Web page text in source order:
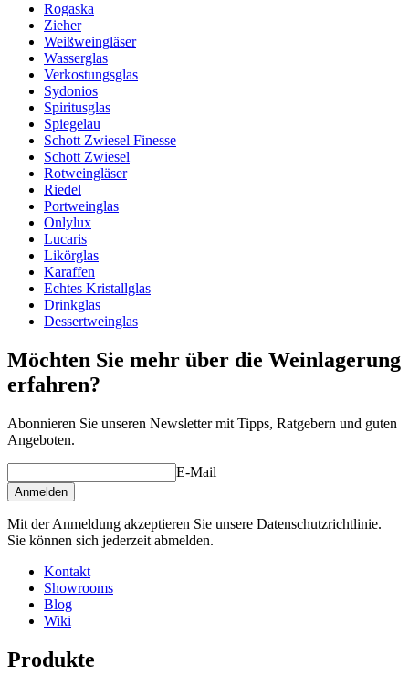
Ein guter Wein verdient ein angemessenes Glas!
Abmessungen (BxHxT cm)
Gewicht (kg)0.4
Höhe (cm)27
Breite (cm)40
Tiefe (cm)
Glas
ProduktserieDomus Aurea
GlasWeißweinglas, Kristallglas
Rogaska
Zieher
Weißweingläser
Wasserglas
Verkostungsglas
Sydonios
Spiritusglas
Spiegelau
Schott Zwiesel Finesse
Schott Zwiesel
Rotweingläser
Riedel
Portweinglas
Onlylux
Lucaris
Likörglas
Karaffen
Echtes Kristallglas
Drinkglas
Dessertweinglas
Möchten Sie mehr über die Weinlagerung
erfahren?
Abonnieren Sie unseren Newsletter mit Tipps, Ratgebern und guten
Angeboten.
E-Mail
Anmelden
Mit der Anmeldung akzeptieren Sie unsere Datenschutzrichtlinie.
Sie können sich jederzeit abmelden.
Kontakt
Showrooms
Blog
Wiki
Produkte